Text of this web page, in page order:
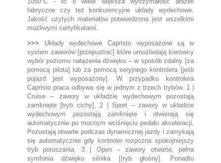
fabryczne czy też konkurencyjne układy wydechowe.
Jakość użytych materiałów potwierdzona jest wszelkimi
możliwymi certyfikatami.
>>> Układy wydechowe Capristo wyposażone są w
system zaworów [przepustnic] które umożliwiają kierowcy
wybór poziomu natężenia dźwięku – w sposób zdalny [za
pomocą pilota] lub za pomocą seryjnego kontrolera [jeśli
pojazd jest wyposażony]. W przypadku kontrolera
Capristo praca odbywa się w jednym z trzech trybów. 1 |
Cruise – zawory w układzie wydechowym pozostają
zamknięte [tryb cichy], 2 | Sport – zawory w układzie
wydechowym pozostają zamknięte i otwierają się
automatycznie po mocnym wciśnięciu pedału akceleracji.
Pozostają otwarte podczas dynamicznej jazdy i zamykają
się automatycznie gdy kontroler rozpozna spokojniejszy
tryb poruszania. 3 | Open – zawory otwarte, pełna
symfonia dźwięku silnika [tryb głośny]. Ponadto